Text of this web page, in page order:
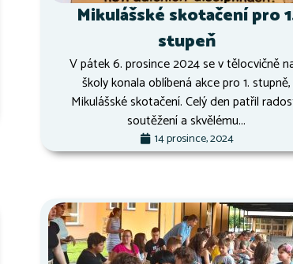
Mikulášské skotačení pro
stupeň
V pátek 6. prosince 2024 se v tělocvičně
školy konala oblíbená akce pro 1. stupně,
Mikulášské skotačení. Celý den patřil
soutěžení a skvělému...
14 prosince, 2024